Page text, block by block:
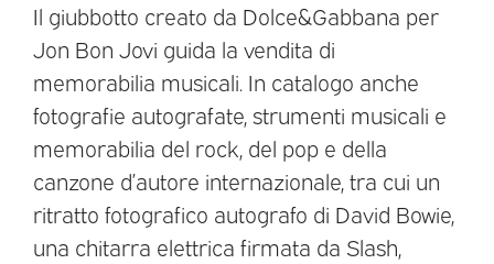
Il giubbotto creato da Dolce&Gabbana per
Jon Bon Jovi guida la vendita di
memorabilia musicali. In catalogo anche
fotografie autografate, strumenti musicali e
memorabilia del rock, del pop e della
canzone d’autore internazionale, tra cui un
ritratto fotografico autografo di David Bowie,
una chitarra elettrica firmata da Slash,